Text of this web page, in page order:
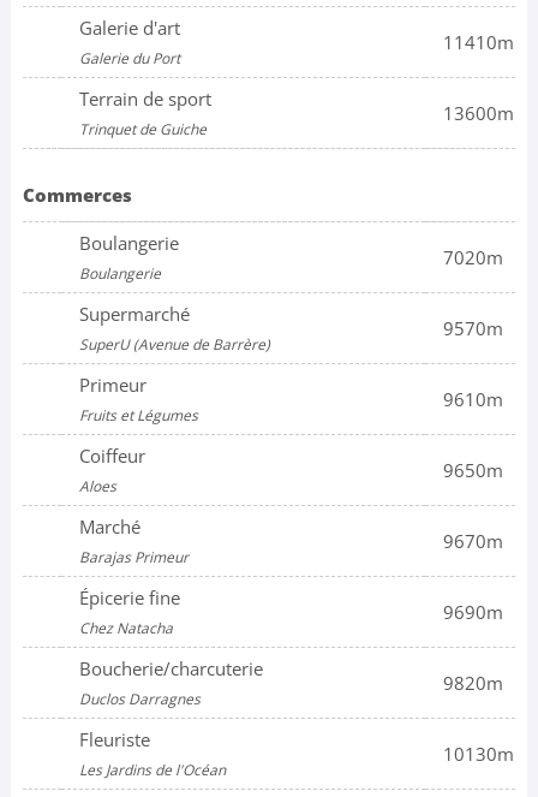
Galerie d'art
Galerie du Port
11410m
Terrain de sport
Trinquet de Guiche
13600m
Commerces
Boulangerie
Boulangerie
7020m
Supermarché
SuperU (Avenue de Barrère)
9570m
Primeur
Fruits et Légumes
9610m
Coiffeur
Aloes
9650m
Marché
Barajas Primeur
9670m
Épicerie fine
Chez Natacha
9690m
Boucherie/charcuterie
Duclos Darragnes
9820m
Fleuriste
Les Jardins de l'Océan
10130m